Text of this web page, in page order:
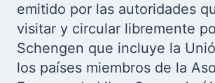
emitido por las autoridades
visitar y circular libremente
Schengen que incluye la
los países miembros de la